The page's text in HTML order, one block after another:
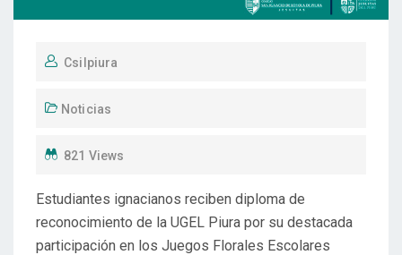
Csilpiura
Noticias
821 Views
Estudiantes ignacianos reciben diploma de
reconocimiento de la UGEL Piura por su destacada
participación en los Juegos Florales Escolares